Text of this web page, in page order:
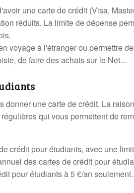
une carte de crédit (Visa,
réduits. La limite de dépense
voyage à l'étranger ou permettre
de faire des achats sur le Net...
donner une carte de crédit. La
qui vous permettent de
crédit pour étudiants, avec une
des cartes de crédit pour
pour étudiants à 5 €/an seulement.